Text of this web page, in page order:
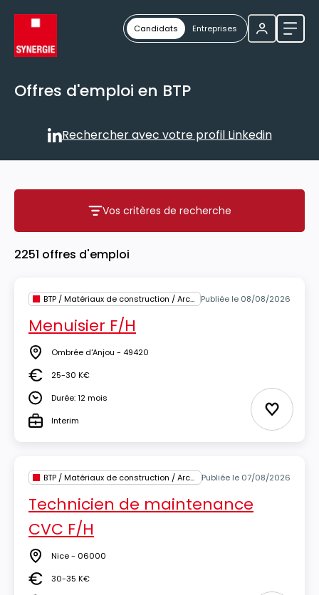
Candidats Entreprises
Offres d'emploi en BTP
Rechercher avec votre
Rechercher avec votre profil Linkedin
Vos critères de recherche
Vos critères de recherche
2251 offres d'emploi
BTP / Matériaux de construction / Architecture Publiée le 08/08/2026
Menuisier F/H
Lieu Ombrée d'Anjou - 49420
Salaire25-30 K€
DuréeDurée: 12 mois
TypeInterim Ajouter
BTP / Matériaux de construction / Architecture Publiée le 07/08/2026
Technicien de maintenance
CVC F/H
Lieu Nice - 06000
Salaire30-35 K€